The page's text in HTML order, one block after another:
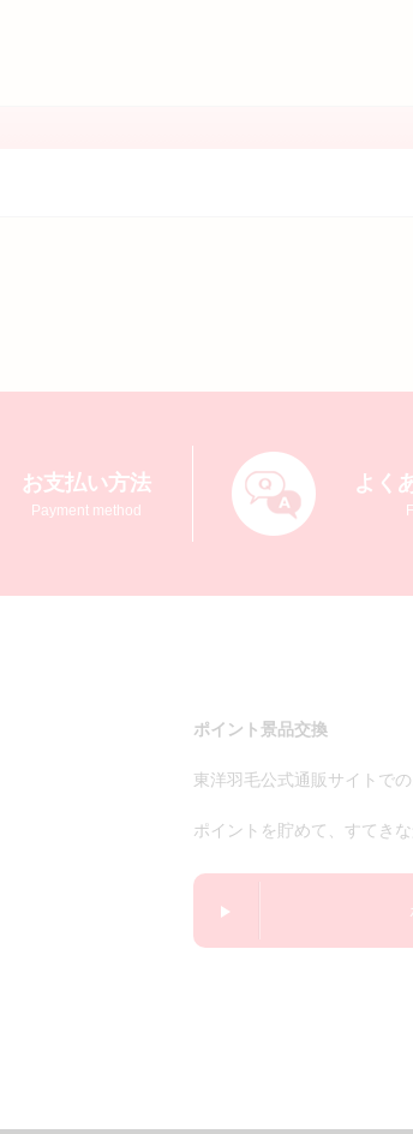
お支払い方法
Payment method
よく
ポイント景品交換
東洋羽毛公式通販サイトで
ポイントを貯めて、すてき